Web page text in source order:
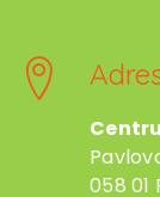
058 01